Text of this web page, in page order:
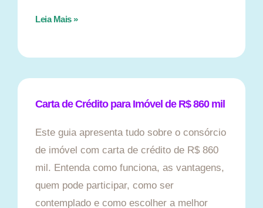
Leia Mais »
Carta de Crédito para Imóvel de R$ 860 mil
Este guia apresenta tudo sobre o consórcio
de imóvel com carta de crédito de R$ 860
mil. Entenda como funciona, as vantagens,
quem pode participar, como ser
contemplado e como escolher a melhor